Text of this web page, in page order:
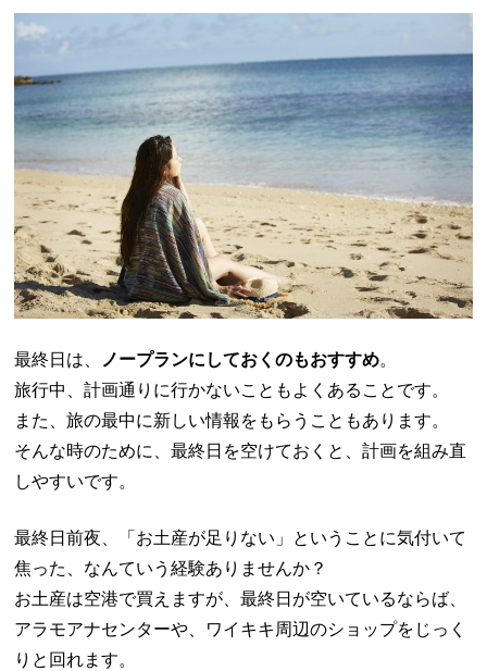
最終日は、 ノープランにしておくのもおすすめ。
旅行中、計画通りに行かないこともよくあることです。
また、旅の最中に新しい情報をもらうこともあります。
そんな時のために、最終日を空けておくと、計画を組み直
しやすいです。
最終日前夜、「お土産が足りない」ということに気付いて
焦った、なんていう経験ありませんか？
お土産は空港で買えますが、最終日が空いているならば、
アラモアナセンターや、ワイキキ周辺のショップをじっく
りと回れます。